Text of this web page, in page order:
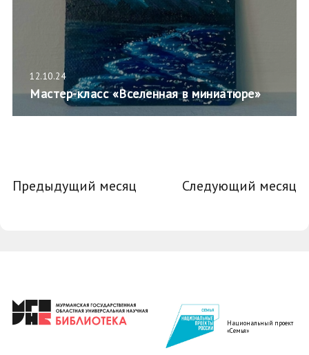
12.10.24
Мастер-класс «Вселенная в миниатюре»
Предыдущий месяц Следующий месяц
Национальный проект
«Семья»